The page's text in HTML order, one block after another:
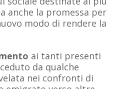
anche la promessa per
modo di rendere la
ai tanti presenti
da qualche
nei confronti di